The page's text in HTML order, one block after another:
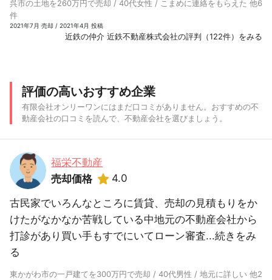
呉市の土地を260万円で売却 / 40代女性 / こまめに連絡をもらえた 他6
件
2021年7月 売却 / 2021年4月 投稿
近鉄の仲介 近鉄不動産株式会社の評判（122件）をみる
評価の高いおすすめ企業
有限会社オンリーワンにはまだ口コミがありません。おすすめの不
動産会社の口コミを読んで、不動産会社を選びましょう。
福栄不動産
売却価格
4.0
古民家でいろんなところに賃貸、売却の見積もりをか
けたがなかなか苦戦している中地元の不動産会社から
打診があり買い手もすでにいてローン審査...続きをみ
る
東かがわ市の一戸建てを300万円で売却 / 40代男性 / 地元に詳しい 他2